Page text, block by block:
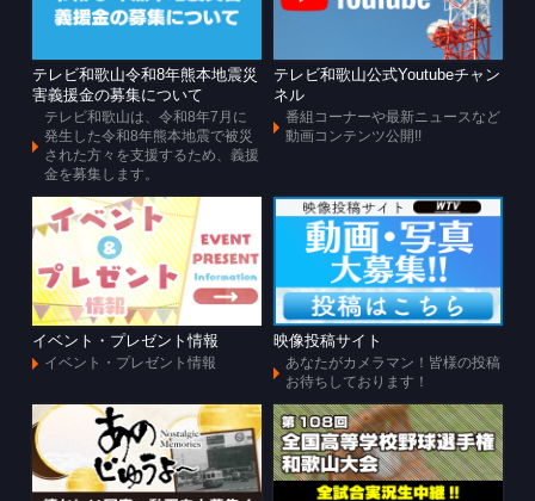
テレビ和歌山令和8年熊本地震災
害義援金の募集について
テレビ和歌山は、令和8年7月に
発生した令和8年熊本地震で被災
された方々を支援するため、義援
金を募集します。
テレビ和歌山公式Youtubeチャン
ネル
番組コーナーや最新ニュースなど
動画コンテンツ公開!!
イベント・プレゼント情報
イベント・プレゼント情報
映像投稿サイト
あなたがカメラマン！皆様の投稿
お待ちしております！